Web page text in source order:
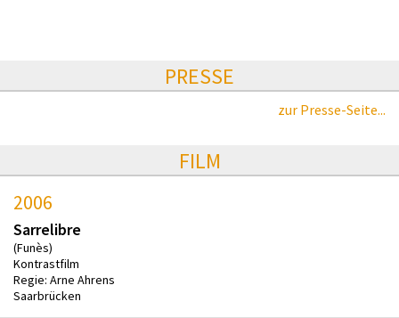
PRESSE
zur Presse-Seite...
FILM
2006
Sarrelibre
(Funès)
Kontrastfilm
Regie: Arne Ahrens
Saarbrücken